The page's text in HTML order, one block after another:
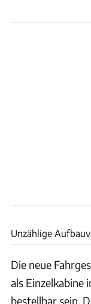
Unzählige
Die neue
als Einzelkabine
bestellbar sein.